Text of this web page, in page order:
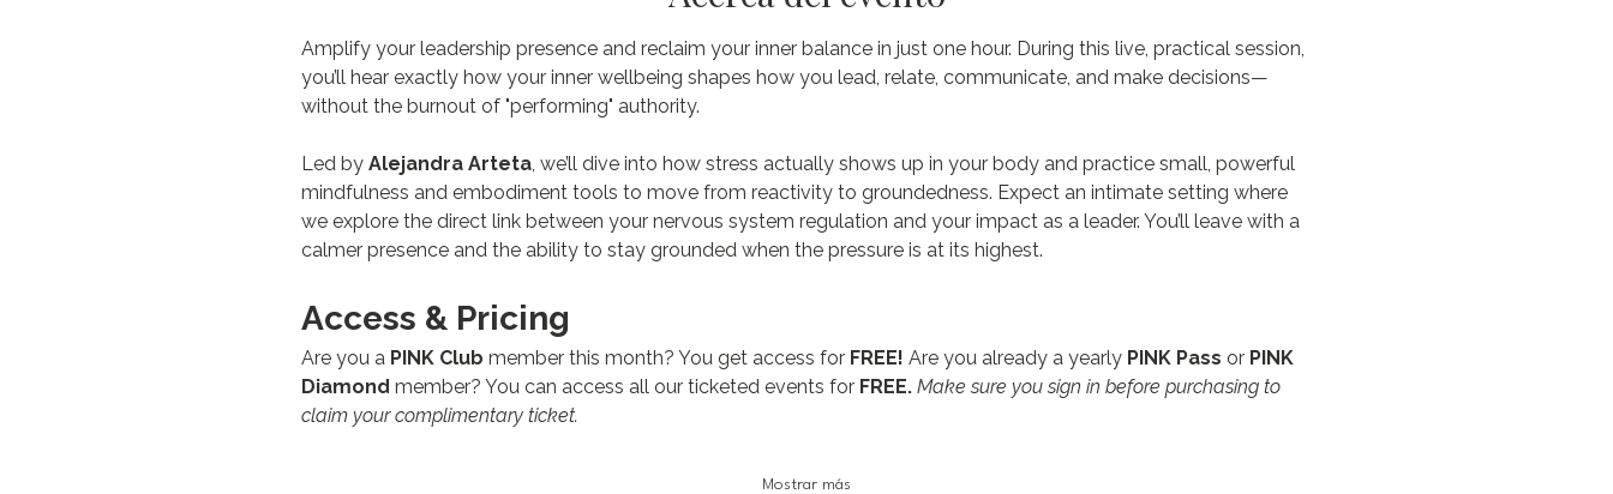
Amplify your leadership presence and reclaim your inner balance in just one hour. During this live, practical session,
you’ll hear exactly how your inner wellbeing shapes how you lead, relate, communicate, and make decisions—
without the burnout of "performing" authority.
Led by Alejandra Arteta, we’ll dive into how stress actually shows up in your body and practice small, powerful
mindfulness and embodiment tools to move from reactivity to groundedness. Expect an intimate setting where
we explore the direct link between your nervous system regulation and your impact as a leader. You’ll leave with a
calmer presence and the ability to stay grounded when the pressure is at its highest.
Access & Pricing
Are you a PINK Club member this month? You get access for FREE! Are you already a yearly PINK Pass or PINK
Diamond member? You can access all our ticketed events for FREE. Make sure you sign in before purchasing to
claim your complimentary ticket.
Mostrar más